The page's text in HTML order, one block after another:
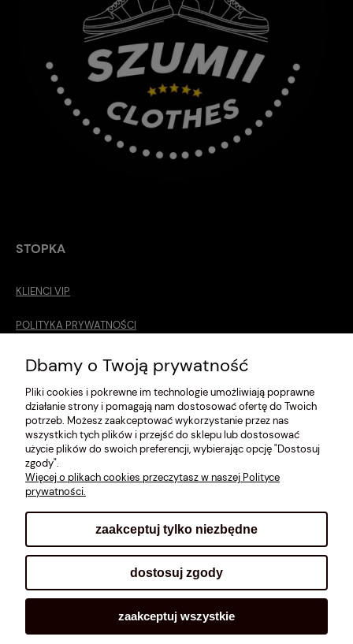
STOPKA
KLIENCI VIP
POLITYKA PRYWATNOŚCI
O MNIE
ROZMIARÓWKA [cm]
REGULAMIN
METODY PŁATNOŚCI
Sklep internetowy Shoplo.pl, powered byShoper.
Dbamy o Twoją prywatność
Pliki cookies i pokrewne im technologie umożliwiają poprawne
działanie strony i pomagają nam dostosować ofertę do Twoich
potrzeb. Możesz zaakceptować wykorzystanie przez nas
wszystkich tych plików i przejść do sklepu lub dostosować
użycie plików do swoich preferencji, wybierając opcję "Dostosuj
zgody".
Więcej o plikach cookies przeczytasz w naszej Polityce
prywatności.
zaakceptuj tylko niezbędne
dostosuj zgody
zaakceptuj wszystkie